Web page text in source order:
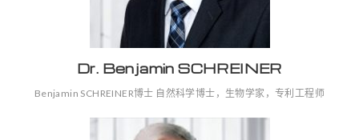
Dr. Benjamin SCHREINER
Benjamin SCHREINER博士 自然科学博士，生物学家，专利工程师